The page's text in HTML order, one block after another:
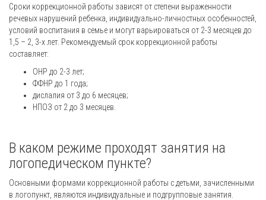
Сроки коррекционной работы зависят от степени выраженности
речевых нарушений ребенка, индивидуально-личностных особенностей,
условий воспитания в семье и могут варьироваться от 2-3 месяцев до
1,5 – 2, 3-х лет. Рекомендуемый срок коррекционной работы
составляет:
ОНР до 2-3 лет;
ФФНР до 1 года;
дислалия от 3 до 6 месяцев;
НПОЗ от 2 до 3 месяцев.
В каком режиме проходят занятия на
логопедическом пункте?
Основными формами коррекционной работы с детьми, зачисленными
в логопункт, являются индивидуальные и подгрупповые занятия.